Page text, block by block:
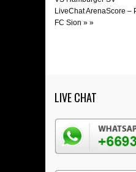
LiveChat ArenaScore –
FC Sion » »
LIVE CHAT